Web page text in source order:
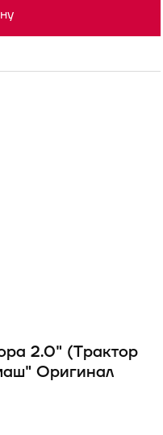
2.0" (Трактор
Оригинал